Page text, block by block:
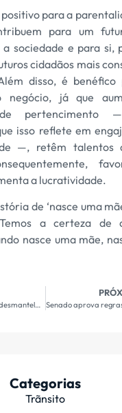
para a
para um
sociedade e para si,
cidadãos mais
disso, é benéfico
negócio, já que
de
isso reflete em
—, retêm talentos
a lucratividade.
de ‘nasce uma
a certeza de
nasce uma mãe,
Força-Tarefa desmantela organização criminosa em municípios de três estados, inclusive em Uruaçu
Categorias
Trãnsito